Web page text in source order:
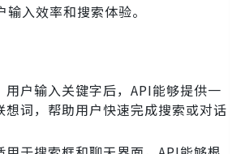
入效率和搜索体验。
用户输入关键字后，API能够提供一
想词，帮助用户快速完成搜索或对话